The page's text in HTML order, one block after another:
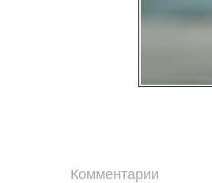
Комментарии